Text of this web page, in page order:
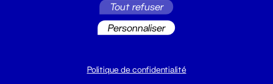
billetterie@leGrandT.fr
Du lundi au vendredi 14h → 18h
Tout refuser
Personnaliser
Politique de confidentialité